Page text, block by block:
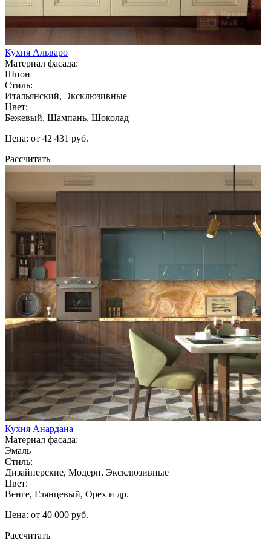
Кухня Альваро
Материал фасада:
Шпон
Стиль:
Итальянский, Эксклюзивные
Цвет:
Бежевый, Шампань, Шоколад
Цена: от 42 431 руб.
Рассчитать
Кухня Анардана
Материал фасада:
Эмаль
Стиль:
Дизайнерские, Модерн, Эксклюзивные
Цвет:
Венге, Глянцевый, Орех и др.
Цена: от 40 000 руб.
Рассчитать